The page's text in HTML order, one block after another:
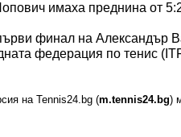
имаха преднина от
финал на Александър
федерация по тенис
на Tennis24.bg (m.tennis24.bg)